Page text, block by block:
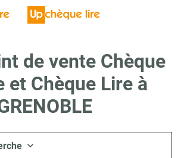
de vente Chèque
et Chèque Lire à